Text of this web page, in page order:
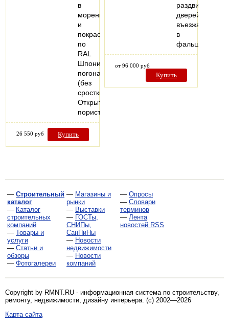
в
морении
и
покраска
по
RAL
Шпонированный
погонаж
(без
сростки)
Открыто-
пористая…
26 550 руб Купить
раздвижных
дверей,
въезжающих
в
фальшстену..
от 96 000 руб
Купить
— Строительный
каталог
— Каталог
строительных
компаний
— Товары и
услуги
— Статьи и
обзоры
— Фотогалереи
— Магазины и
рынки
— Выставки
— ГОСТы,
СНИПы,
СанПиНы
— Новости
недвижимости
— Новости
компаний
— Опросы
— Словари
терминов
— Лента
новостей RSS
Copyright by RMNT.RU - информационная система по строительству,
ремонту, недвижимости, дизайну интерьера . (c) 2002—2026
Карта сайта